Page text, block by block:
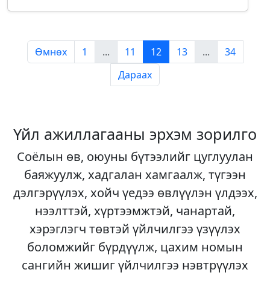
Өмнөх 1 ... 11 12 13 ...
34
Дараах
Үйл ажиллагааны эрхэм зорилго
Соёлын өв, оюуны бүтээлийг цуглуулан
баяжуулж, хадгалан хамгаалж, түгээн
дэлгэрүүлэх, хойч үедээ өвлүүлэн үлдээх,
нээлттэй, хүртээмжтэй, чанартай,
хэрэглэгч төвтэй үйлчилгээ үзүүлэх
боломжийг бүрдүүлж, цахим номын
сангийн жишиг үйлчилгээ нэвтрүүлэх